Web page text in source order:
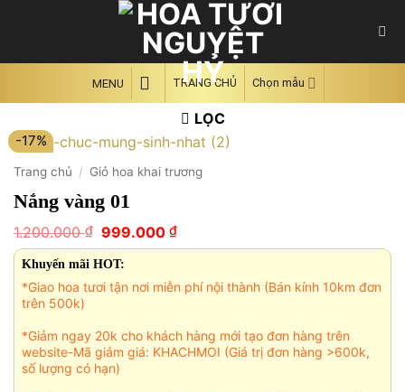
MENU TRANG CHỦ Chọn mẫu
LỌC
-17%
Trang chủ / Giỏ hoa khai trương
Nắng vàng 01
1.200.000₫ Giá
gốc
là:
1.200.000 ₫.
999.000 ₫Giá
hiện
999.000 ₫.
Khuyến mãi HOT:
*Giao hoa tươi tận nơi miễn phí nội thành (Bán kính 10km đơn
trên 500k)
*Giảm ngay 20k cho khách hàng mới tạo đơn hàng trên
website-Mã giảm giá: KHACHMOI (Giá trị đơn hàng >600k,
số lượng có hạn)